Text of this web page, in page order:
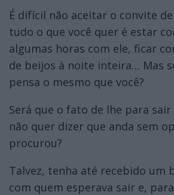
É difícil não aceitar o convite
tudo o que você quer é estar
algumas horas com ele, ficar
de beijos à noite inteira… Mas
pensa o mesmo que você?
Será que o fato de lhe para
não quer dizer que anda sem
procurou?
Talvez, tenha até recebido um
com quem esperava sair e,